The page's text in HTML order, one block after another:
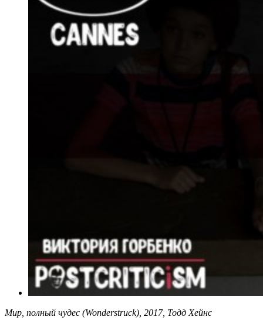
Мир, полный чудес (Wonderstruck), 2017, Тодд Хейнс